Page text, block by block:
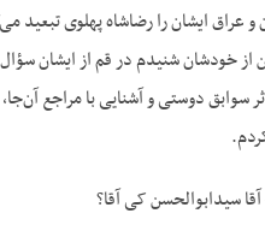
و عراق ایشان را رضاشاه پهلوی
از خودشان شنیدم در قم از ایشان
سوابق دوستی و آشنایی با مراجع
سیدابوالحسن کی آقا؟